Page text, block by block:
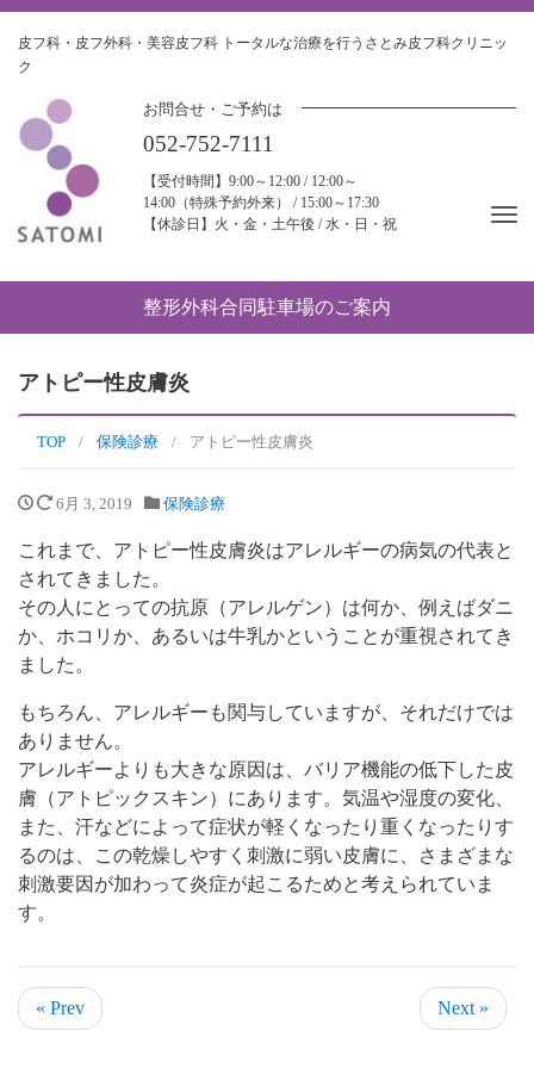
皮フ科・皮フ外科・美容皮フ科 トータルな治療を行うさとみ皮フ科クリニッ
ク
お問合せ・ご予約は
052-752-7111
【受付時間】9:00～12:00 / 12:00～
14:00（特殊予約外来） / 15:00～17:30
【休診日】火・金・土午後 / 水・日・祝
整形外科合同駐車場のご案内
アトピー性皮膚炎
TOP 保険診療 アトピー性皮膚炎
6月 3, 2019 保険診療
これまで、アトピー性皮膚炎はアレルギーの病気の代表と
されてきました。
その人にとっての抗原（アレルゲン）は何か、例えばダニ
か、ホコリか、あるいは牛乳かということが重視されてき
ました。
もちろん、アレルギーも関与していますが、それだけでは
ありません。
アレルギーよりも大きな原因は、バリア機能の低下した皮
膚（アトピックスキン）にあります。気温や湿度の変化、
また、汗などによって症状が軽くなったり重くなったりす
るのは、この乾燥しやすく刺激に弱い皮膚に、さまざまな
刺激要因が加わって炎症が起こるためと考えられていま
す。
« Prev Next »